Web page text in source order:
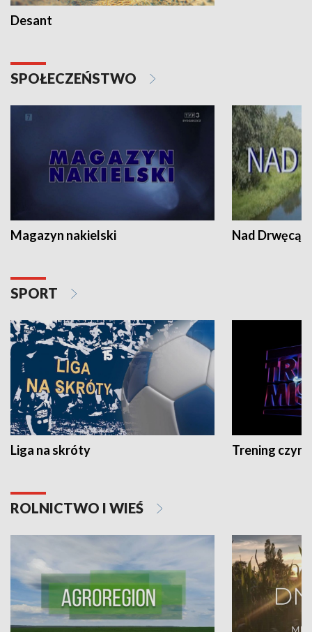
Desant
SPOŁECZEŃSTWO
Magazyn nakielski Nad Drwęcą
SPORT
Liga na skróty Trening czyni
ROLNICTWO I WIEŚ